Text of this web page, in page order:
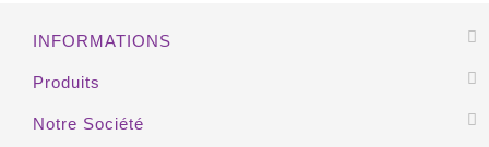
INFORMATIONS
Produits
Notre Société